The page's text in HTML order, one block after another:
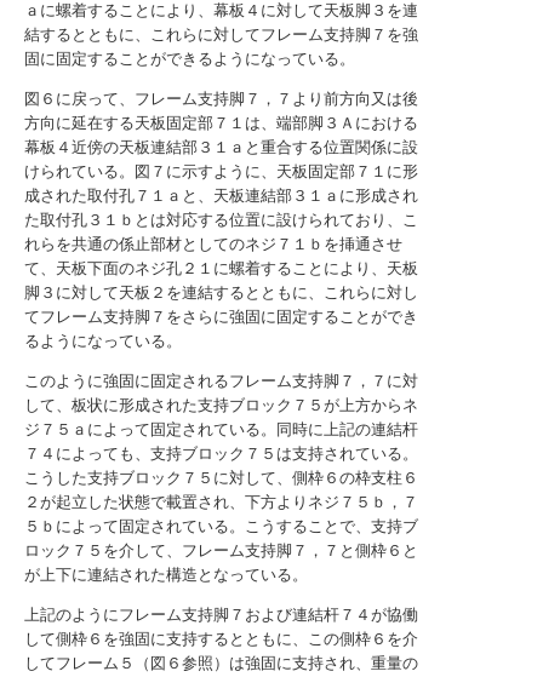
ａに螺着することにより、幕板４に対して天板脚３を連
結するとともに、これらに対してフレーム支持脚７を強
固に固定することができるようになっている。
図６に戻って、フレーム支持脚７，７より前方向又は後
方向に延在する天板固定部７１は、端部脚３Ａにおける
幕板４近傍の天板連結部３１ａと重合する位置関係に設
けられている。図７に示すように、天板固定部７１に形
成された取付孔７１ａと、天板連結部３１ａに形成され
た取付孔３１ｂとは対応する位置に設けられており、こ
れらを共通の係止部材としてのネジ７１ｂを挿通させ
て、天板下面のネジ孔２１に螺着することにより、天板
脚３に対して天板２を連結するとともに、これらに対し
てフレーム支持脚７をさらに強固に固定することができ
るようになっている。
このように強固に固定されるフレーム支持脚７，７に対
して、板状に形成された支持ブロック７５が上方からネ
ジ７５ａによって固定されている。同時に上記の連結杆
７４によっても、支持ブロック７５は支持されている。
こうした支持ブロック７５に対して、側枠６の枠支柱６
２が起立した状態で載置され、下方よりネジ７５ｂ，７
５ｂによって固定されている。こうすることで、支持ブ
ロック７５を介して、フレーム支持脚７，７と側枠６と
が上下に連結された構造となっている。
上記のようにフレーム支持脚７および連結杆７４が協働
して側枠６を強固に支持するとともに、この側枠６を介
してフレーム５（図６参照）は強固に支持され、重量の